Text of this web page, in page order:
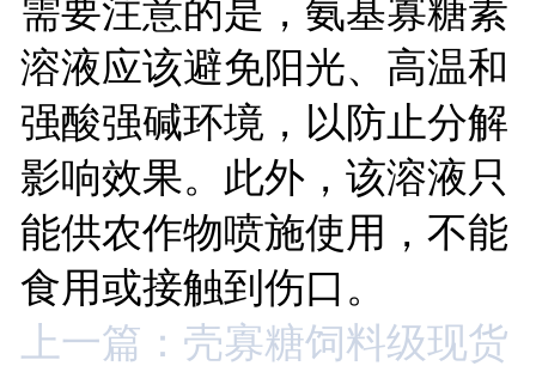
需要注意的是，氨基寡糖素
溶液应该避免阳光、高温和
强酸强碱环境，以防止分解
影响效果。此外，该溶液只
能供农作物喷施使用，不能
食用或接触到伤口。
上一篇：壳寡糖饲料级现货